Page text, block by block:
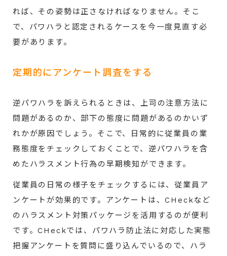
れば、その姿勢は正さなければなりません。そこ
で、パワハラと認定されるケースを今一度見直す必
要があります。
定期的にアンケート調査をする
逆パワハラを訴えられるときは、上司の注意方法に
問題があるのか、部下の態度に問題があるのかいず
れかが原因でしょう。そこで、日常的に従業員の業
務態度をチェックしておくことで、逆パワハラを含
めたハラスメント行為の早期検知ができます。
従業員の日常の様子をチェックするには、従業員ア
ンケートが効果的です。アンケートは、CHeckなど
のハラスメント対策パッケージを活用するのが便利
です。CHeckでは、パワハラ防止法に対応した実態
把握アンケートを質問に盛り込んでいるので、ハラ